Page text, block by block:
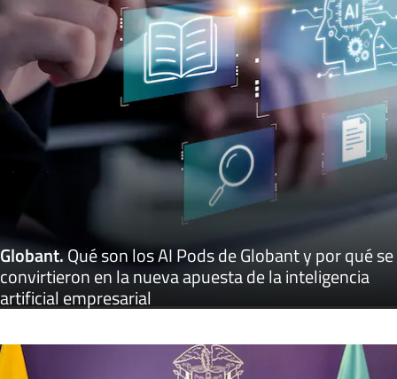
Globant.Qué son los AI Pods de Globant y por qué se
convirtieron en la nueva apuesta de la inteligencia
artificial empresarial